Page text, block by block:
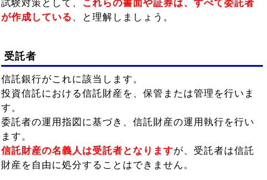
試験対策として、 これらの書面や証券は、すべて委託者
が作成している 、と理解しましょう。
受託者
信託銀行がこれに該当します。
投資信託における信託財産を、保管または管理を行いま
す。
委託者の運用指図に基づき、信託財産の運用執行を行い
ます。
信託財産の名義人は受託者となりますが、受託者は信託
財産を自由に処分することはできません。